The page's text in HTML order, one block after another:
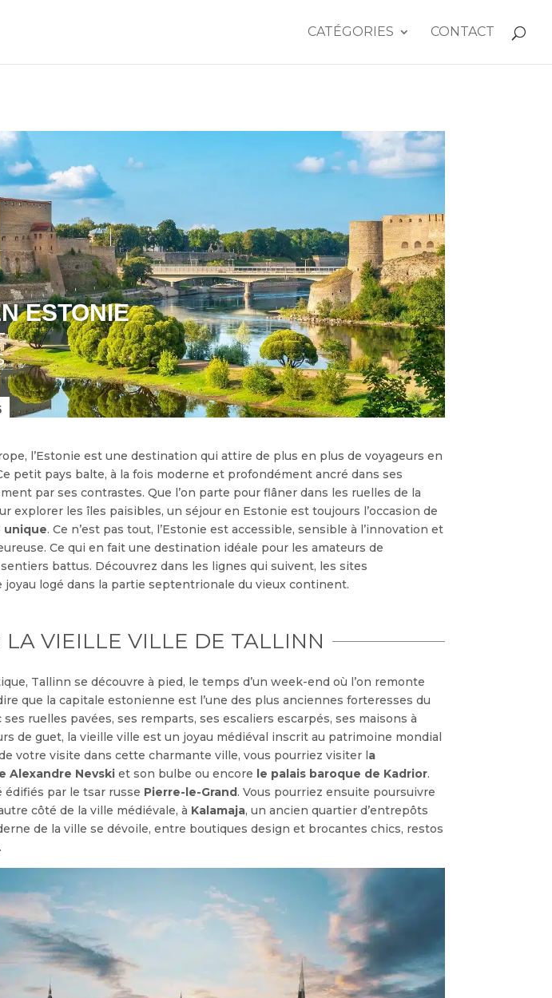
CATÉGORIES CONTACT
ESTONIE
l’Estonie est une destination qui attire de plus en plus de voyageurs en
petit pays balte, à la fois moderne et profondément ancré dans ses
par ses contrastes. Que l’on parte pour flâner dans les ruelles de la
explorer les îles paisibles, un séjour en Estonie est toujours l’occasion de
unique. Ce n’est pas tout, l’Estonie est accessible, sensible à l’innovation et
Ce qui en fait une destination idéale pour les amateurs de
battus. Découvrez dans les lignes qui suivent, les sites
joyau logé dans la partie septentrionale du vieux continent.
LA VIEILLE VILLE DE TALLINN
Tallinn se découvre à pied, le temps d’un week-end où l’on remonte
que la capitale estonienne est l’une des plus anciennes forteresses du
ses ruelles pavées, ses remparts, ses escaliers escarpés, ses maisons à
de guet, la vieille ville est un joyau médiéval inscrit au patrimoine mondial
de votre visite dans cette charmante ville, vous pourriez visiter la
Alexandre Nevskiet son bulbe ou encore le palais baroque de Kadrior.
par le tsar russe Pierre-le-Grand. Vous pourriez ensuite poursuivre
côté de la ville médiévale, à Kalamaja, un ancien quartier d’entrepôts
de la ville se dévoile, entre boutiques design et brocantes chics, restos